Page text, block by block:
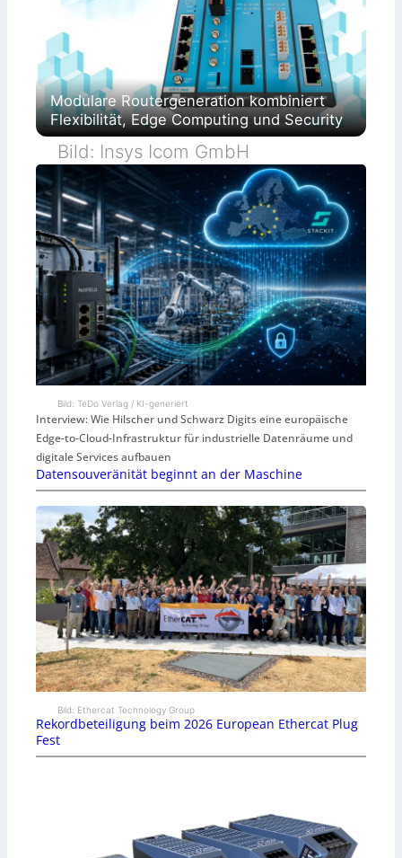
Modulare Routergeneration kombiniert
Flexibilität, Edge Computing und Security
Bild: Insys Icom GmbH
Bild: TeDo Verlag / KI-generiert
Interview: Wie Hilscher und Schwarz Digits eine europäische
Edge-to-Cloud-Infrastruktur für industrielle Datenräume und
digitale Services aufbauen
Datensouveränität beginnt an der Maschine
Bild: Ethercat Technology Group
Rekordbeteiligung beim 2026 European Ethercat Plug
Fest